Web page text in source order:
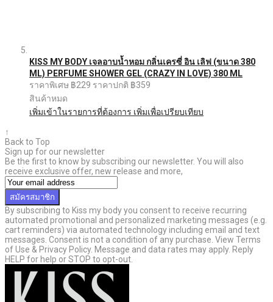
KISS MY BODY เจลอาบน้ำหอม กลิ่นเครซี่ อิน เลิฟ (ขนาด 380
ML) PERFUME SHOWER GEL (CRAZY IN LOVE) 380 ML
ราคาพิเศษ ฿229 ราคาปกติ ฿359
สินค้าหมด
เพิ่มเข้าในรายการที่ต้องการ เพิ่มเพื่อเปรียบเทียบ
↑
Back to Top
Sign up for our newsletter
Be the first to know by subscribing our newsletter. You will also
receive exclusive offer, new release and more,
สมัครสมาชิก
By subscribing to Kiss my body you consent to receive recurring
automated promotional and personalized marketing messages (e.g.
cart reminders) via automated technology including email and text
messages. Consent is not a condition of any purchase. View Terms
of Use & Privacy Policy. Message and data rates may apply. Reply
HELP for help or STOP to opt-out.